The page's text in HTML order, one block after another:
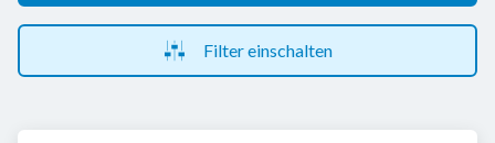
Filter einschalten